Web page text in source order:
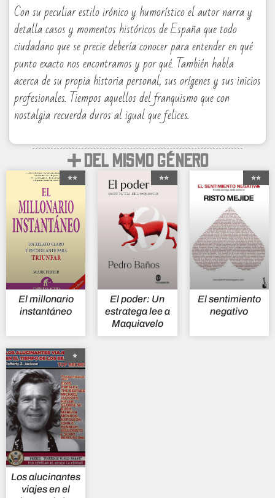
Con su peculiar estilo irónico y humorístico el autor narra y
detalla casos y momentos históricos de España que todo
ciudadano que se precie debería conocer para entender en qué
punto exacto nos encontramos y por qué. También habla
acerca de su propia historia personal, sus orígenes y sus inicios
profesionales. Tiempos aquellos del franquismo que con
nostalgia recuerda duros al igual que felices.
➕ DEL MISMO GÉNERO
⭐⭐
El millonario
instantáneo
⭐⭐
El poder: Un
estratega lee a
Maquiavelo
⭐⭐
El sentimiento
negativo
⭐
Los alucinantes
viajes en el